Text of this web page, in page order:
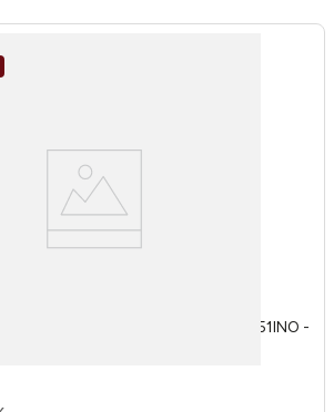
Inova Plástico 12x22x41,5cm LM2651INO -